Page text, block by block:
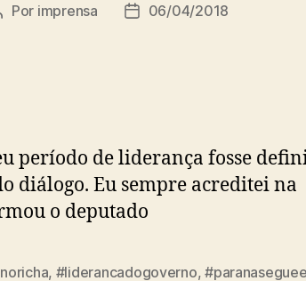
Por imprensa
Data06/04/2018
período de liderança fosse
diálogo. Eu sempre acreditei na
o deputado
, #liderancadogoverno,